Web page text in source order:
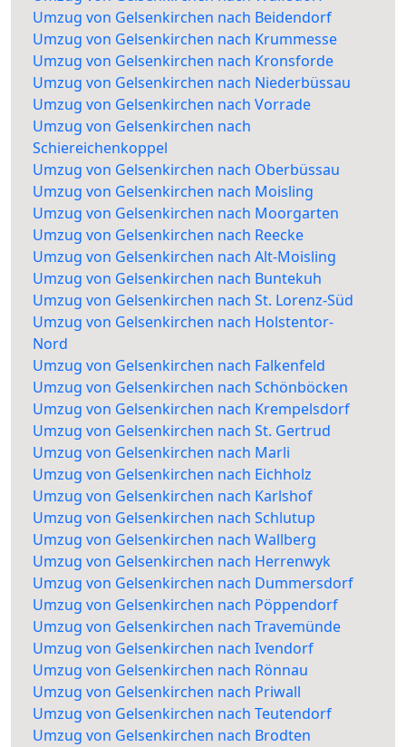
Umzug von Gelsenkirchen nach Beidendorf
Umzug von Gelsenkirchen nach Krummesse
Umzug von Gelsenkirchen nach Kronsforde
Umzug von Gelsenkirchen nach Niederbüssau
Umzug von Gelsenkirchen nach Vorrade
Umzug von Gelsenkirchen nach
Schiereichenkoppel
Umzug von Gelsenkirchen nach Oberbüssau
Umzug von Gelsenkirchen nach Moisling
Umzug von Gelsenkirchen nach Moorgarten
Umzug von Gelsenkirchen nach Reecke
Umzug von Gelsenkirchen nach Alt-Moisling
Umzug von Gelsenkirchen nach Buntekuh
Umzug von Gelsenkirchen nach St. Lorenz-Süd
Umzug von Gelsenkirchen nach Holstentor-
Nord
Umzug von Gelsenkirchen nach Falkenfeld
Umzug von Gelsenkirchen nach Schönböcken
Umzug von Gelsenkirchen nach Krempelsdorf
Umzug von Gelsenkirchen nach St. Gertrud
Umzug von Gelsenkirchen nach Marli
Umzug von Gelsenkirchen nach Eichholz
Umzug von Gelsenkirchen nach Karlshof
Umzug von Gelsenkirchen nach Schlutup
Umzug von Gelsenkirchen nach Wallberg
Umzug von Gelsenkirchen nach Herrenwyk
Umzug von Gelsenkirchen nach Dummersdorf
Umzug von Gelsenkirchen nach Pöppendorf
Umzug von Gelsenkirchen nach Travemünde
Umzug von Gelsenkirchen nach Ivendorf
Umzug von Gelsenkirchen nach Rönnau
Umzug von Gelsenkirchen nach Priwall
Umzug von Gelsenkirchen nach Teutendorf
Umzug von Gelsenkirchen nach Brodten